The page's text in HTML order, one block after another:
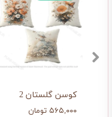
کوسن گلستان 2
۵۶۵,۰۰۰ تومان